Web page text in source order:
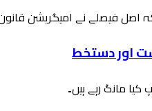
کہ اصل فیصلے نے امیگریشن
کیا مانگ رہے ہیں۔